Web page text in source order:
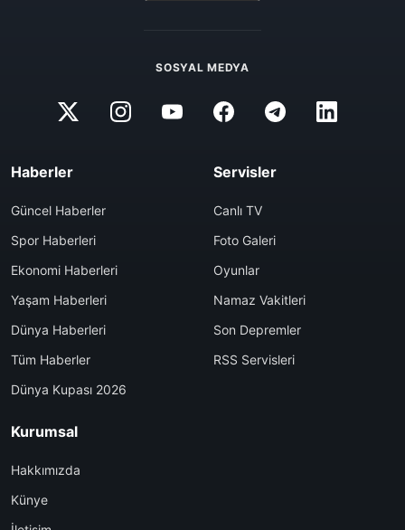
SOSYAL MEDYA
Haberler
Güncel Haberler
Spor Haberleri
Ekonomi Haberleri
Yaşam Haberleri
Dünya Haberleri
Tüm Haberler
Dünya Kupası 2026
Servisler
Canlı TV
Foto Galeri
Oyunlar
Namaz Vakitleri
Son Depremler
RSS Servisleri
Kurumsal
Hakkımızda
Künye